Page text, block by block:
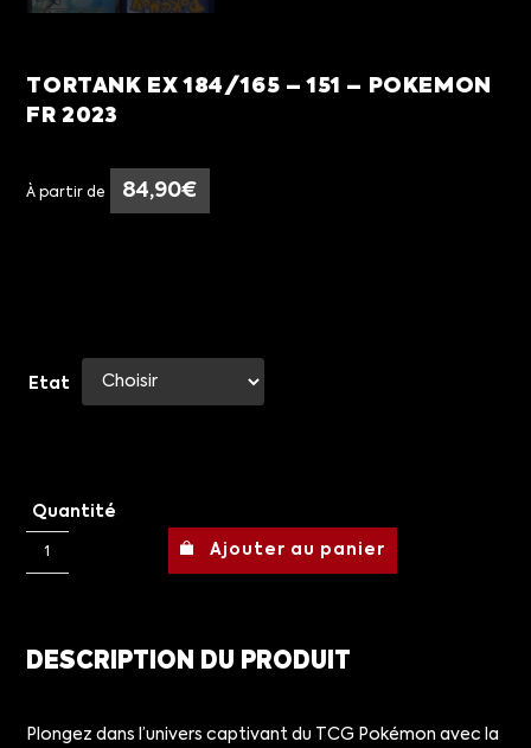
TORTANK EX 184/165 – 151 – POKEMON
FR 2023
À partir de 84,90€
Etat
Quantité
Ajouter au panier
DESCRIPTION DU PRODUIT
Plongez dans l’univers captivant du TCG Pokémon avec la